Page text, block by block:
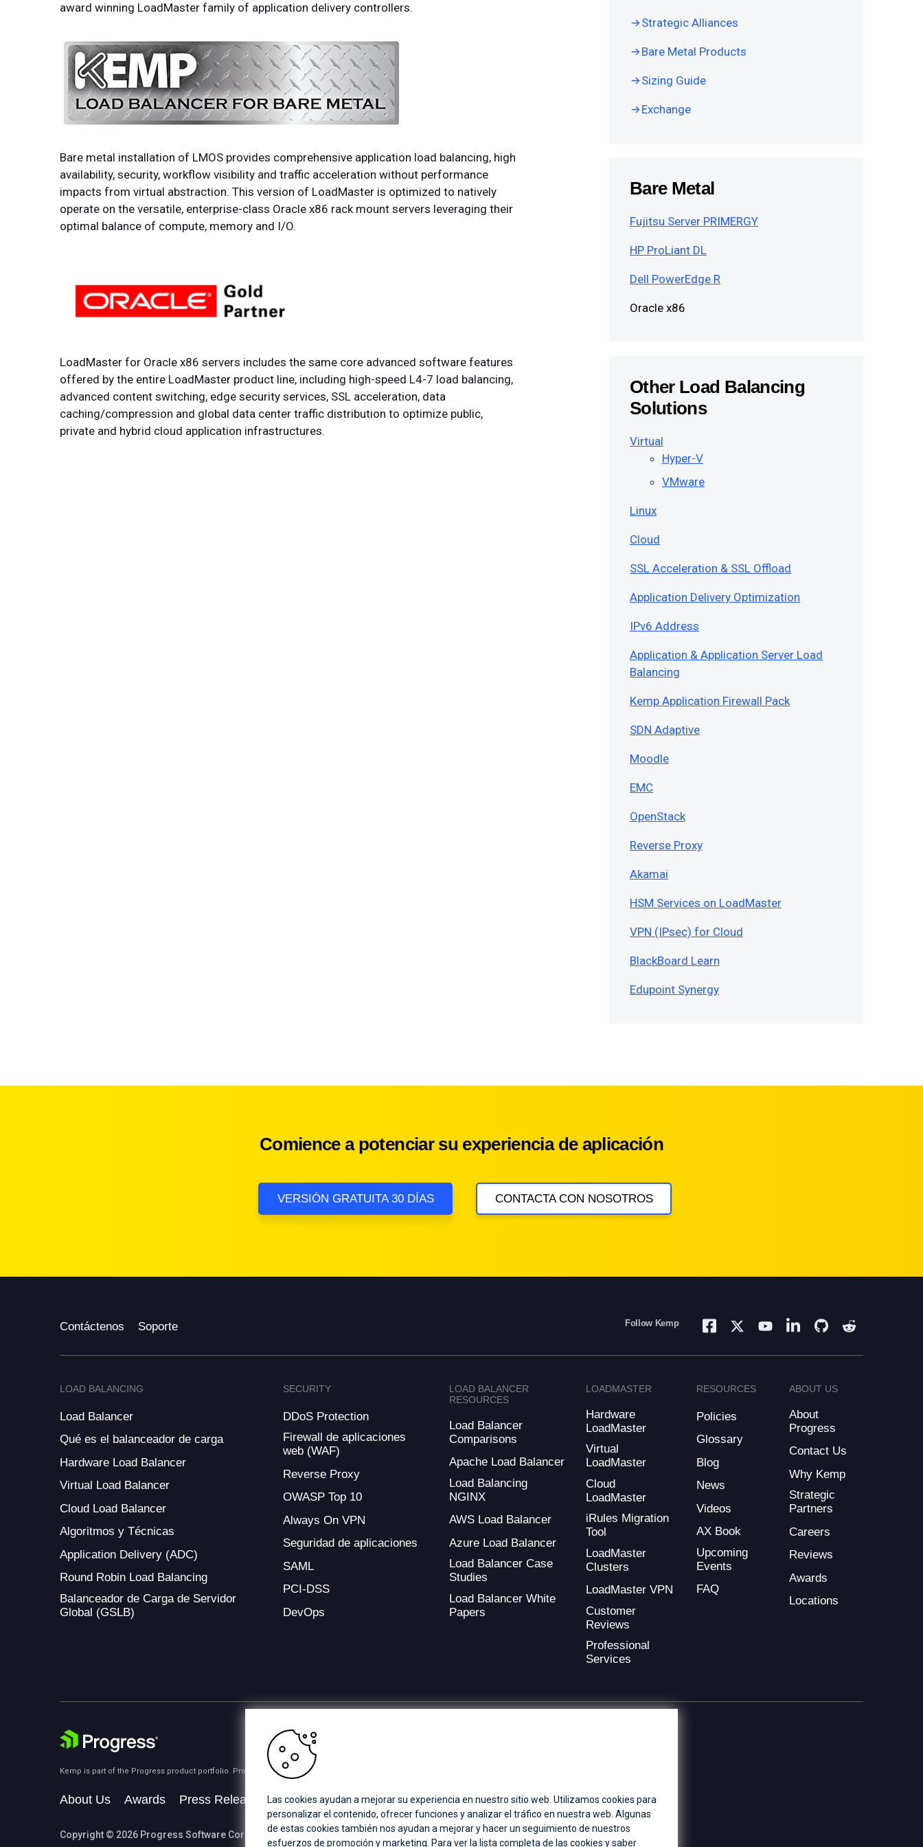
award winning LoadMaster family of application delivery controllers.
Bare metal installation of LMOS provides comprehensive application load balancing, high
availability, security, workflow visibility and traffic acceleration without performance
impacts from virtual abstraction. This version of LoadMaster is optimized to natively
operate on the versatile, enterprise-class Oracle x86 rack mount servers leveraging their
optimal balance of compute, memory and I/O.
LoadMaster for Oracle x86 servers includes the same core advanced software features
offered by the entire LoadMaster product line, including high-speed L4-7 load balancing,
advanced content switching, edge security services, SSL acceleration, data
caching/compression and global data center traffic distribution to optimize public,
private and hybrid cloud application infrastructures.
Strategic Alliances
Bare Metal Products
Sizing Guide
Exchange
Bare Metal
Fujitsu Server PRIMERGY
HP ProLiant DL
Dell PowerEdge R
Oracle x86
Other Load Balancing
Solutions
Virtual
Hyper-V
VMware
Linux
Cloud
SSL Acceleration & SSL Offload
Application Delivery Optimization
IPv6 Address
Application & Application Server Load
Balancing
Kemp Application Firewall Pack
SDN Adaptive
Moodle
EMC
OpenStack
Reverse Proxy
Akamai
HSM Services on LoadMaster
VPN (IPsec) for Cloud
BlackBoard Learn
Edupoint Synergy
Comience a potenciar su experiencia de aplicación
VERSIÓN GRATUITA 30 DÍAS CONTACTA CON NOSOTROS
Contáctenos Soporte Follow Kemp
LOAD BALANCING
Load Balancer
Qué es el balanceador de carga
Hardware Load Balancer
Virtual Load Balancer
Cloud Load Balancer
Algoritmos y Técnicas
Application Delivery (ADC)
Round Robin Load Balancing
Balanceador de Carga de Servidor
Global (GSLB)
SECURITY
DDoS Protection
Firewall de aplicaciones
web (WAF)
Reverse Proxy
OWASP Top 10
Always On VPN
Seguridad de aplicaciones
SAML
PCI-DSS
DevOps
LOAD BALANCER
RESOURCES
Load Balancer
Comparisons
Apache Load Balancer
Load Balancing
NGINX
AWS Load Balancer
Azure Load Balancer
Load Balancer Case
Studies
Load Balancer White
Papers
LOADMASTER
Hardware
LoadMaster
Virtual
LoadMaster
Cloud
LoadMaster
iRules Migration
Tool
LoadMaster
Clusters
LoadMaster VPN
Customer
Reviews
Professional
Services
RESOURCES
Policies
Glossary
Blog
News
Videos
AX Book
Upcoming
Events
FAQ
ABOUT US
About
Progress
Contact Us
Why Kemp
Strategic
Partners
Careers
Reviews
Awards
Locations
Kemp is part of the Progress product portfolio. Progress is the leading provider of application development and digital experience technologies.
About Us Awards Press Releases Media Coverage Careers Offices
Copyright © 2026 Progress Software Corporation and/or its subsidiaries or affiliates. All Rights Reserved.
Las cookies ayudan a mejorar su experiencia en nuestro sitio web. Utilizamos cookies para
personalizar el contenido, ofrecer funciones y analizar el tráfico en nuestra web. Algunas
de estas cookies también nos ayudan a mejorar y hacer un seguimiento de nuestros
esfuerzos de promoción y marketing. Para ver la lista completa de las cookies y saber